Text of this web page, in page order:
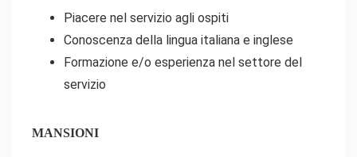
Piacere nel servizio agli ospiti
Conoscenza della lingua italiana e inglese
Formazione e/o esperienza nel settore del
servizio
MANSIONI